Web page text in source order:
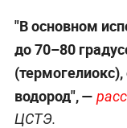
"В основном
до 70–80
водород", —
ЦСТЭ.